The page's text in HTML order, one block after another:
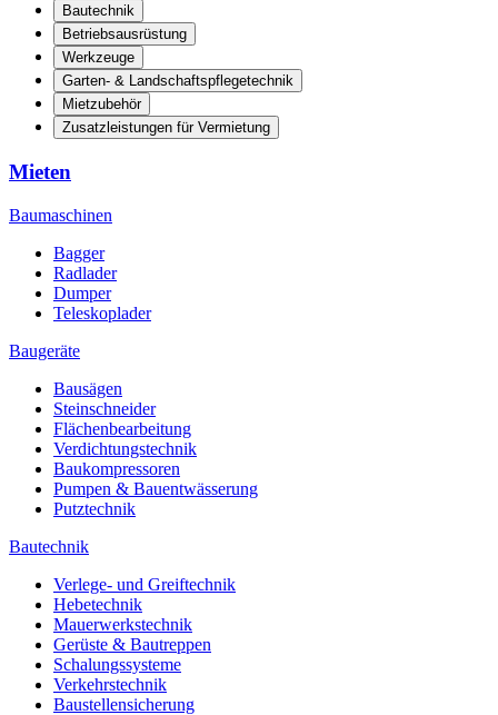
Bautechnik
Betriebsausrüstung
Werkzeuge
Garten- & Landschaftspflegetechnik
Mietzubehör
Zusatzleistungen für Vermietung
Mieten
Baumaschinen
Bagger
Radlader
Dumper
Teleskoplader
Baugeräte
Bausägen
Steinschneider
Flächenbearbeitung
Verdichtungstechnik
Baukompressoren
Pumpen & Bauentwässerung
Putztechnik
Bautechnik
Verlege- und Greiftechnik
Hebetechnik
Mauerwerkstechnik
Gerüste & Bautreppen
Schalungssysteme
Verkehrstechnik
Baustellensicherung